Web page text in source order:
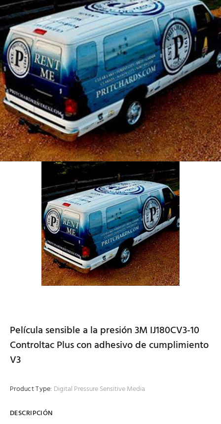
Película sensible a la presión 3M IJ180CV3-10
Controltac Plus con adhesivo de cumplimiento
V3
Product Type: Digital Pressure Sensitive Media
DESCRIPCIÓN